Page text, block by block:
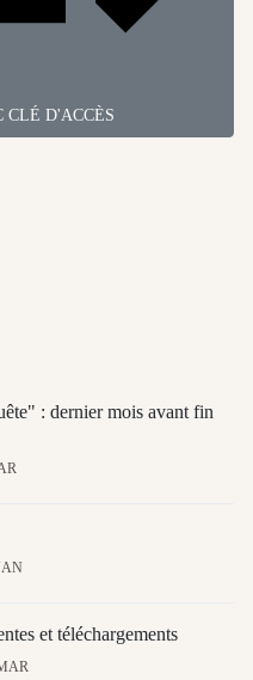
CLÉ D'ACCÈS
: dernier mois avant fin
et téléchargements